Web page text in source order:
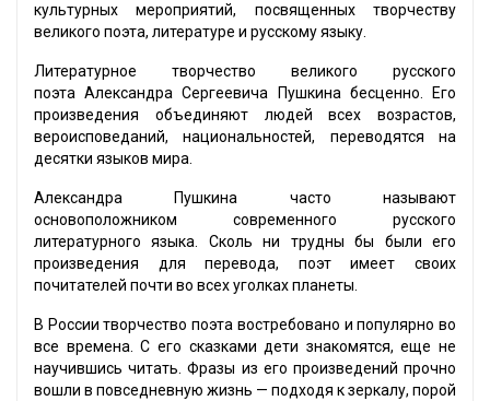
культурных мероприятий, посвященных творчеству
великого поэта, литературе и русскому языку.
Литературное творчество великого русского
поэта Александра Сергеевича Пушкина бесценно. Его
произведения объединяют людей всех возрастов,
вероисповеданий, национальностей, переводятся на
десятки языков мира.
Александра Пушкина часто называют
основоположником современного русского
литературного языка. Сколь ни трудны бы были его
произведения для перевода, поэт имеет своих
почитателей почти во всех уголках планеты.
В России творчество поэта востребовано и популярно во
все времена. С его сказками дети знакомятся, еще не
научившись читать. Фразы из его произведений прочно
вошли в повседневную жизнь — подходя к зеркалу, порой